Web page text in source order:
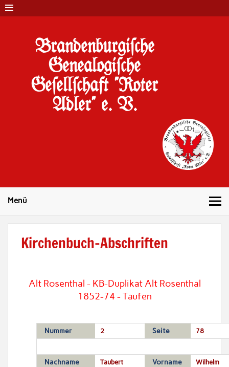
Brandenburgi#che
Genealogi#che
Ge#ell#chaft "Roter
Adler" e. V.
Menü
Kirchenbuch-Abschriften
Alt Rosenthal - KB-Duplikat Alt Rosenthal
1852-74 - Taufen
Nummer 2 Seite 78
Nachname Taubert Vorname
Wilhelm